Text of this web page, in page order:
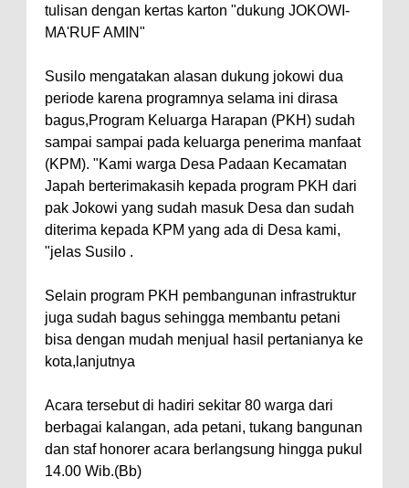
tulisan dengan kertas karton "dukung JOKOWI-
MA'RUF AMIN"
Susilo mengatakan alasan dukung jokowi dua
periode karena programnya selama ini dirasa
bagus,Program Keluarga Harapan (PKH) sudah
sampai sampai pada keluarga penerima manfaat
(KPM). "Kami warga Desa Padaan Kecamatan
Japah berterimakasih kepada program PKH dari
pak Jokowi yang sudah masuk Desa dan sudah
diterima kepada KPM yang ada di Desa kami,
"jelas Susilo .
Selain program PKH pembangunan infrastruktur
juga sudah bagus sehingga membantu petani
bisa dengan mudah menjual hasil pertanianya ke
kota,lanjutnya
Acara tersebut di hadiri sekitar 80 warga dari
berbagai kalangan, ada petani, tukang bangunan
dan staf honorer acara berlangsung hingga pukul
14.00 Wib.(Bb)